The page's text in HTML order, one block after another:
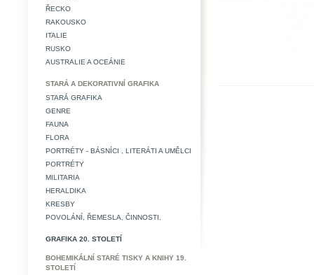
ŘECKO
RAKOUSKO
ITALIE
RUSKO
AUSTRALIE A OCEÁNIE
STARÁ A DEKORATIVNÍ GRAFIKA
STARÁ GRAFIKA
GENRE
FAUNA
FLORA
PORTRÉTY - BÁSNÍCI , LITERÁTI A UMĚLCI
PORTRÉTY
MILITARIA
HERALDIKA
KRESBY
POVOLÁNÍ, ŘEMESLA, ČINNOSTI.
GRAFIKA 20. STOLETÍ
BOHEMIKÁLNÍ STARÉ TISKY A KNIHY 19.
STOLETÍ